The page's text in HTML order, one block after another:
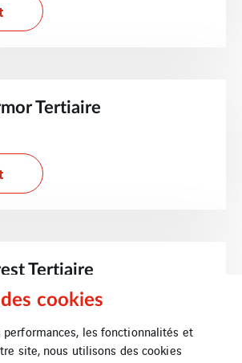
Tertiaire
Tertiaire
cookies
performances, les fonctionnalités et
site, nous utilisons des cookies